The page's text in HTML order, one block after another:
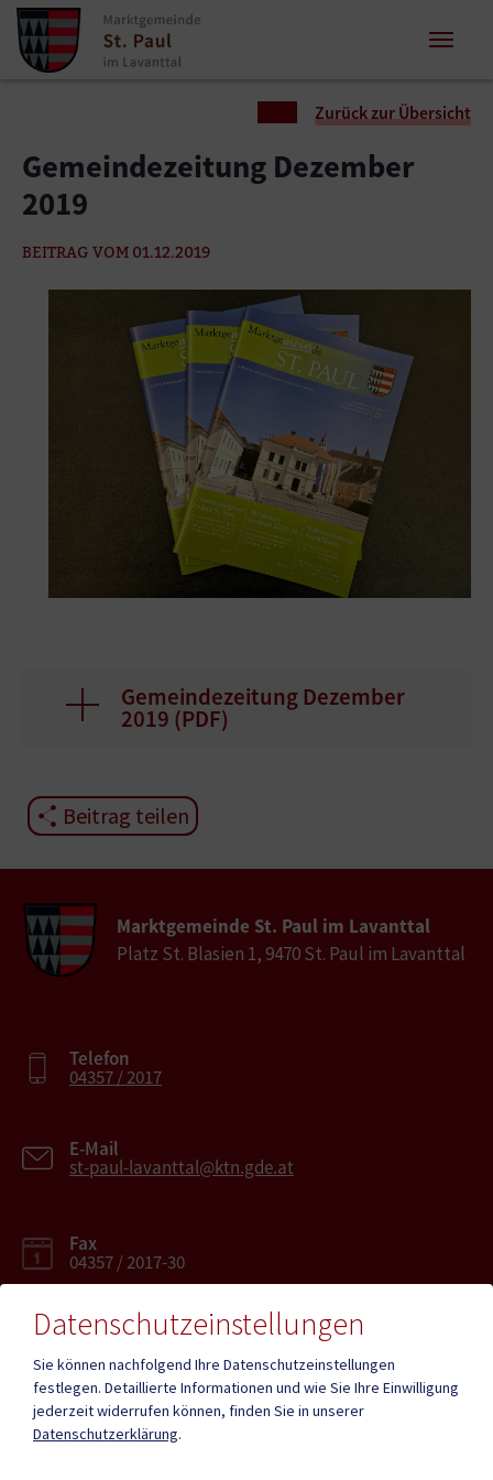
Zum Inhalt springen
Zum Seitenende springen
Zurück zur Übersicht
Gemeindezeitung Dezember
2019
BEITRAG VOM 01.12.2019
Gemeindezeitung Dezember
2019 (PDF)
Beitrag teilen
Marktgemeinde St. Paul im Lavanttal
Platz St. Blasien 1, 9470 St. Paul im Lavanttal
Telefon
04357 / 2017
E-Mail
st-paul-lavanttal@ktn.gde.at
Fax
04357 / 2017-30
Mehr
Datenschutzeinstellungen
Sie können nachfolgend Ihre Datenschutzeinstellungen
festlegen. Detaillierte Informationen und wie Sie Ihre Einwilligung
jederzeit widerrufen können, finden Sie in unserer
Datenschutzerklärung.